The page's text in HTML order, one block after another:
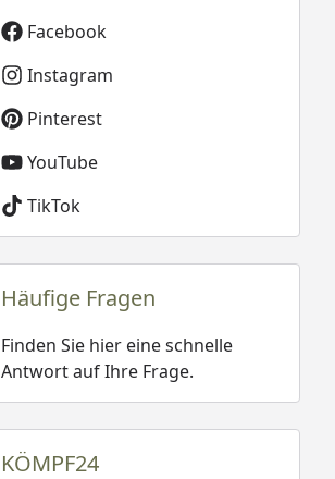
Facebook
Instagram
Pinterest
YouTube
TikTok
Häufige Fragen
Finden Sie hier eine schnelle
Antwort auf Ihre Frage.
KÖMPF24